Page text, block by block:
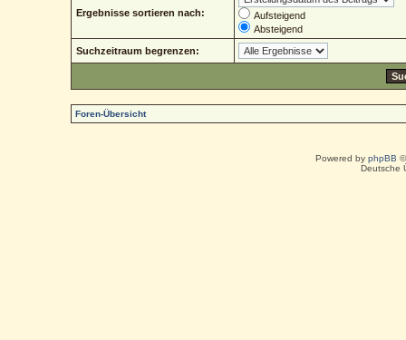
Ergebnisse sortieren nach:
Aufsteigend
Absteigend
Suchzeitraum begrenzen:
Foren-Übersicht
Powered by phpBB
Deutsche